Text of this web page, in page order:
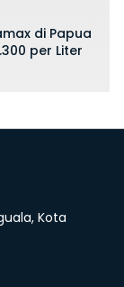
di Papua
per Liter
Kota